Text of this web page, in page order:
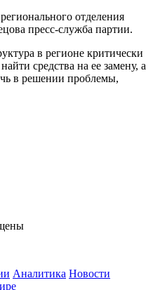
отделения
пресс-служба партии.
в регионе критически
средства на ее замену, а
в решении проблемы,
Аналитика Новости